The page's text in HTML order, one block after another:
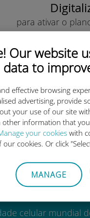
Our website
data to
effective browsing
advertising, provide
your use of our site
other information that
your cookies with
cookies. Or click
MANAGE
para ativar o
eSIM
celular mundial